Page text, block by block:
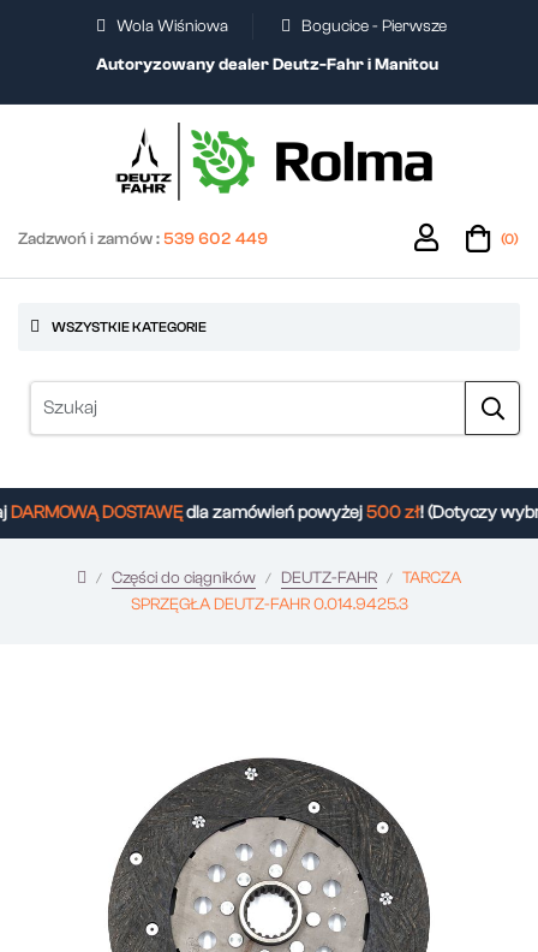
Wola Wiśniowa
Bogucice - Pierwsze
Autoryzowany dealer Deutz-Fahr i Manitou
Zadzwoń i zamów :539 602 449 (0)
WSZYSTKIE KATEGORIE
DOSTAWĘdla zamówień powyżej500 zł! (Dotyczy
Części do ciągników DEUTZ-FAHR
TARCZA
SPRZĘGŁA DEUTZ-FAHR 0.014.9425.3